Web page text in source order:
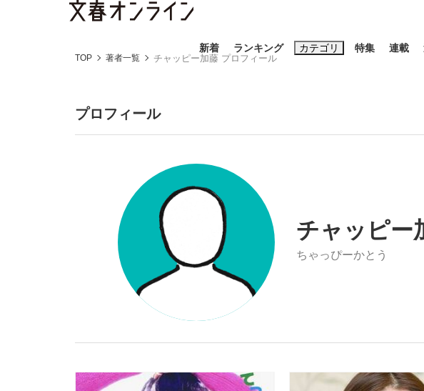
新着 ランキング カテゴリ
《BTS厳戒トーキョー滞在記》RM→渋谷で飲み会、JIN→伊豆の...
特集
終戦から81年
連載
おすすめのキーワードタグ一覧
#玉木雄一郎
TOP 著者一覧 チャッピー加藤 プロフィール
プロフィール
チャッピー
ちゃっぴーかとう